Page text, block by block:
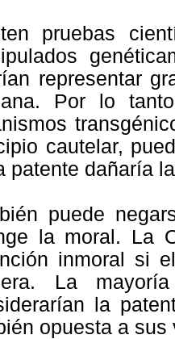
pruebas
representar
Por lo
cautelar,
patente dañaría
puede
la moral. La
inmoral si
La
la
opuesta a